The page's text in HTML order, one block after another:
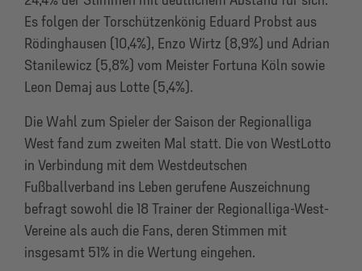
Es folgen der Torschützenkönig Eduard Probst aus
Rödinghausen (10,4%), Enzo Wirtz (8,9%) und Adrian
Stanilewicz (5,8%) vom Meister Fortuna Köln sowie
Leon Demaj aus Lotte (5,4%).
Die Wahl zum Spieler der Saison der Regionalliga
West fand zum zweiten Mal statt. Die von WestLotto
in Verbindung mit dem Westdeutschen
Fußballverband ins Leben gerufene Auszeichnung
befragt sowohl die 18 Trainer der Regionalliga-West-
Vereine als auch die Fans, deren Stimmen mit
insgesamt 51% in die Wertung eingehen.